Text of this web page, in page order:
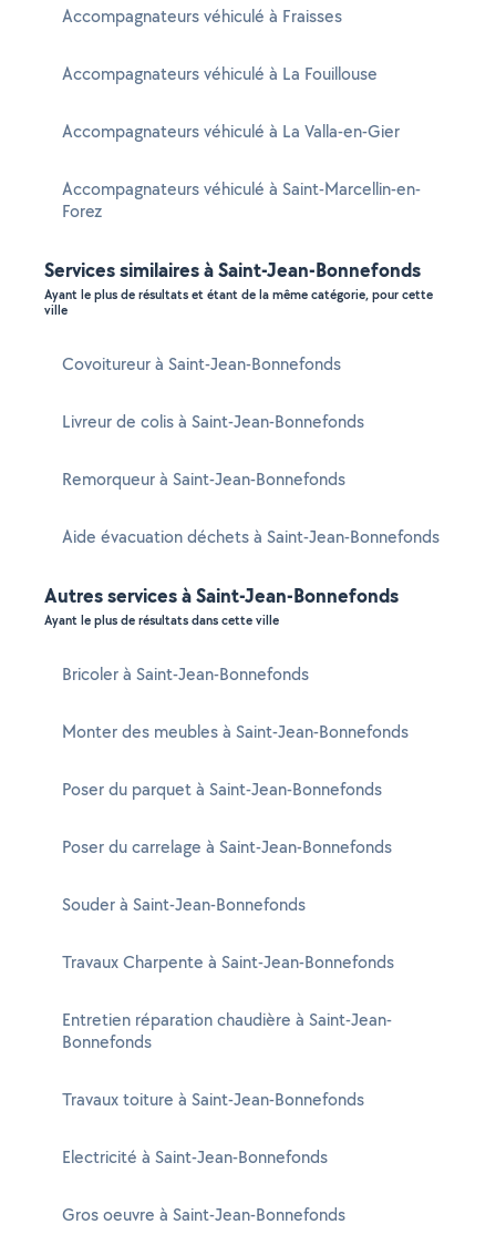
Accompagnateurs véhiculé à Fraisses
Accompagnateurs véhiculé à La Fouillouse
Accompagnateurs véhiculé à La Valla-en-Gier
Accompagnateurs véhiculé à Saint-Marcellin-en-
Forez
Services similaires à Saint-Jean-Bonnefonds
Ayant le plus de résultats et étant de la même catégorie, pour cette
ville
Covoitureur à Saint-Jean-Bonnefonds
Livreur de colis à Saint-Jean-Bonnefonds
Remorqueur à Saint-Jean-Bonnefonds
Aide évacuation déchets à Saint-Jean-Bonnefonds
Autres services à Saint-Jean-Bonnefonds
Ayant le plus de résultats dans cette ville
Bricoler à Saint-Jean-Bonnefonds
Monter des meubles à Saint-Jean-Bonnefonds
Poser du parquet à Saint-Jean-Bonnefonds
Poser du carrelage à Saint-Jean-Bonnefonds
Souder à Saint-Jean-Bonnefonds
Travaux Charpente à Saint-Jean-Bonnefonds
Entretien réparation chaudière à Saint-Jean-
Bonnefonds
Travaux toiture à Saint-Jean-Bonnefonds
Electricité à Saint-Jean-Bonnefonds
Gros oeuvre à Saint-Jean-Bonnefonds